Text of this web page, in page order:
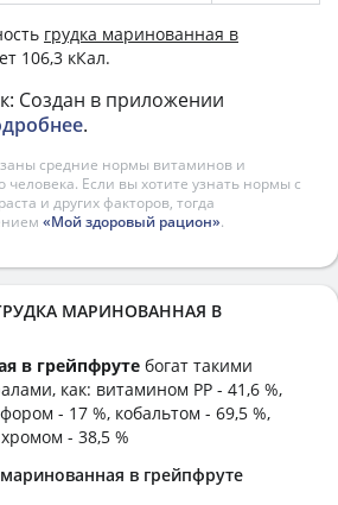
грудка маринованная в
106,3 кКал.
Создан в приложении
.
средние нормы витаминов и
человека. Если вы хотите узнать нормы с
и других факторов, тогда
«Мой здоровый рацион».
МАРИНОВАННАЯ В
в грейпфруте богат такими
как: витамином PP - 41,6 %,
- 17 %, кобальтом - 69,5 %,
- 38,5 %
в грейпфруте